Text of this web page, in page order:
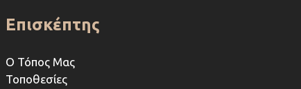
Επισκέπτης
Ο Τόπος Μας
Τοποθεσίες